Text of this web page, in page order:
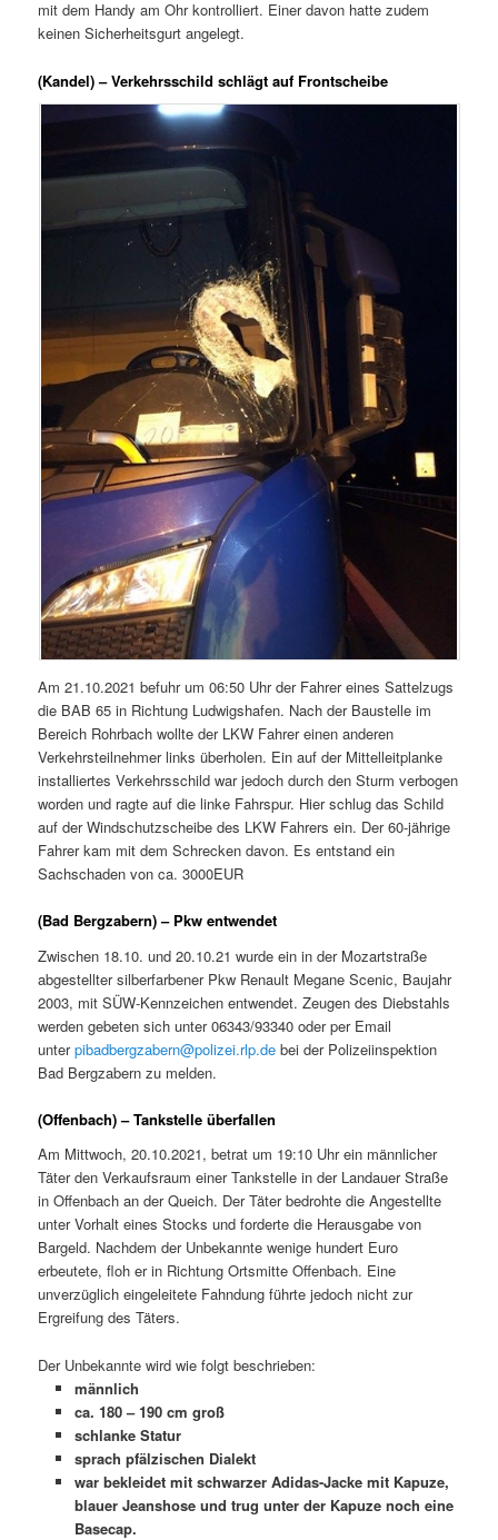
mit dem Handy am Ohr kontrolliert. Einer davon hatte zudem
keinen Sicherheitsgurt angelegt.
(Kandel) – Verkehrsschild schlägt auf Frontscheibe
Am 21.10.2021 befuhr um 06:50 Uhr der Fahrer eines Sattelzugs
die BAB 65 in Richtung Ludwigshafen. Nach der Baustelle im
Bereich Rohrbach wollte der LKW Fahrer einen anderen
Verkehrsteilnehmer links überholen. Ein auf der Mittelleitplanke
installiertes Verkehrsschild war jedoch durch den Sturm verbogen
worden und ragte auf die linke Fahrspur. Hier schlug das Schild
auf der Windschutzscheibe des LKW Fahrers ein. Der 60-jährige
Fahrer kam mit dem Schrecken davon. Es entstand ein
Sachschaden von ca. 3000EUR
(Bad Bergzabern) – Pkw entwendet
Zwischen 18.10. und 20.10.21 wurde ein in der Mozartstraße
abgestellter silberfarbener Pkw Renault Megane Scenic, Baujahr
2003, mit SÜW-Kennzeichen entwendet. Zeugen des Diebstahls
werden gebeten sich unter 06343/93340 oder per Email
unterpibadbergzabern@polizei.rlp.de bei der Polizeiinspektion
Bad Bergzabern zu melden.
(Offenbach) – Tankstelle überfallen
Am Mittwoch, 20.10.2021, betrat um 19:10 Uhr ein männlicher
Täter den Verkaufsraum einer Tankstelle in der Landauer Straße
in Offenbach an der Queich. Der Täter bedrohte die Angestellte
unter Vorhalt eines Stocks und forderte die Herausgabe von
Bargeld. Nachdem der Unbekannte wenige hundert Euro
erbeutete, floh er in Richtung Ortsmitte Offenbach. Eine
unverzüglich eingeleitete Fahndung führte jedoch nicht zur
Ergreifung des Täters.
Der Unbekannte wird wie folgt beschrieben:
männlich
ca. 180 – 190 cm groß
schlanke Statur
sprach pfälzischen Dialekt
war bekleidet mit schwarzer Adidas-Jacke mit Kapuze,
blauer Jeanshose und trug unter der Kapuze noch eine
Basecap.